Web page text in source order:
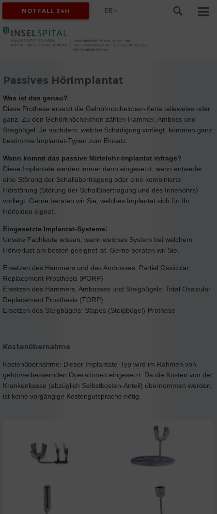
NOTFALL 24H DE
Passives Hörimplantat
Was ist das genau?
Diese Prothese ersetzt die Gehörknöchelchen-Kette teileweise oder
ganz. Zu den Gehörknöchelchen zählen Hammer, Amboss und
Steigbügel. Je nachdem, welche Schädigung vorliegt, kommen ganz
bestimmte Implantat-Typen zum Einsatz.
Wann kommt das passive Mittelohr-Implantat infrage?
Diese Implantate werden immer dann eingesetzt, wenn entweder
eine Störung der Schallübertragung oder eine kombinierte
Hörstörung (Störung der Schallübertragung und des Innenohrs)
vorliegt. Gerne beraten wir Sie, welches Implantat sich für Ihr
Hörleiden eignet.
Eingesetzte Implantat-Systeme:
Unsere Fachleute wissen, wann welches System bei welchem
Hörverlust am besten geeignet ist. Gerne beraten wir Sie.
Ersetzen des Hammers und des Ambosses: Partial Ossicular
Replacement Prosthesis (PORP)
Ersetzen des Hammers, Ambosses und Steigbügels: Total Ossicular
Replacement Prosthesis (TORP)
Ersetzen des Steigbügels: Stapes (Steigbügel)-Prothese
Kostenübernahme
Kostenübernahme: Dieser Implantate-Typ wird im Rahmen von
gehörverbessernden Operationen eingesetzt. Da die Kosten von der
Krankenkasse (abzüglich Selbstkosten-Anteil) übernommen werden,
ist keine vorgängige Kostengutsprache nötig.